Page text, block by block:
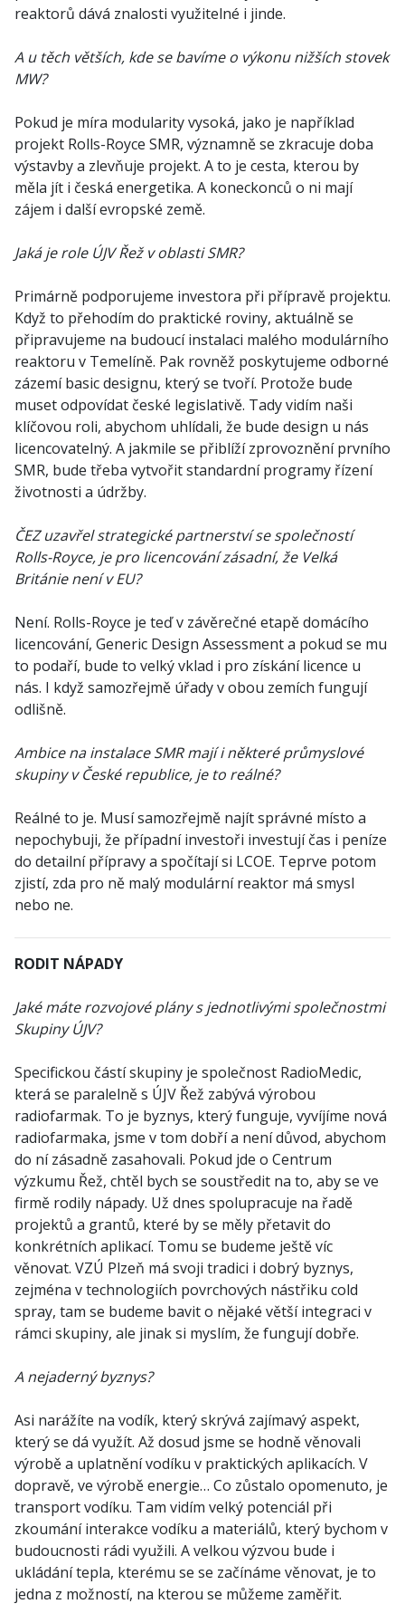
reaktorů dává znalosti využitelné i jinde.
A u těch větších, kde se bavíme o výkonu nižších stovek
MW?
Pokud je míra modularity vysoká, jako je například
projekt Rolls-Royce SMR, významně se zkracuje doba
výstavby a zlevňuje projekt. A to je cesta, kterou by
měla jít i česká energetika. A koneckonců o ni mají
zájem i další evropské země.
Jaká je role ÚJV Řež v oblasti SMR?
Primárně podporujeme investora při přípravě projektu.
Když to přehodím do praktické roviny, aktuálně se
připravujeme na budoucí instalaci malého modulárního
reaktoru v Temelíně. Pak rovněž poskytujeme odborné
zázemí basic designu, který se tvoří. Protože bude
muset odpovídat české legislativě. Tady vidím naši
klíčovou roli, abychom uhlídali, že bude design u nás
licencovatelný. A jakmile se přiblíží zprovoznění prvního
SMR, bude třeba vytvořit standardní programy řízení
životnosti a údržby.
ČEZ uzavřel strategické partnerství se společností
Rolls-Royce, je pro licencování zásadní, že Velká
Británie není v EU?
Není. Rolls-Royce je teď v závěrečné etapě domácího
licencování, Generic Design Assessment a pokud se mu
to podaří, bude to velký vklad i pro získání licence u
nás. I když samozřejmě úřady v obou zemích fungují
odlišně.
Ambice na instalace SMR mají i některé průmyslové
skupiny v České republice, je to reálné?
Reálné to je. Musí samozřejmě najít správné místo a
nepochybuji, že případní investoři investují čas i peníze
do detailní přípravy a spočítají si LCOE. Teprve potom
zjistí, zda pro ně malý modulární reaktor má smysl
nebo ne.
RODIT NÁPADY
Jaké máte rozvojové plány s jednotlivými společnostmi
Skupiny ÚJV?
Specifickou částí skupiny je společnost RadioMedic,
která se paralelně s ÚJV Řež zabývá výrobou
radiofarmak. To je byznys, který funguje, vyvíjíme nová
radiofarmaka, jsme v tom dobří a není důvod, abychom
do ní zásadně zasahovali. Pokud jde o Centrum
výzkumu Řež, chtěl bych se soustředit na to, aby se ve
firmě rodily nápady. Už dnes spolupracuje na řadě
projektů a grantů, které by se měly přetavit do
konkrétních aplikací. Tomu se budeme ještě víc
věnovat. VZÚ Plzeň má svoji tradici i dobrý byznys,
zejména v technologiích povrchových nástřiku cold
spray, tam se budeme bavit o nějaké větší integraci v
rámci skupiny, ale jinak si myslím, že fungují dobře.
A nejaderný byznys?
Asi narážíte na vodík, který skrývá zajímavý aspekt,
který se dá využít. Až dosud jsme se hodně věnovali
výrobě a uplatnění vodíku v praktických aplikacích. V
dopravě, ve výrobě energie… Co zůstalo opomenuto, je
transport vodíku. Tam vidím velký potenciál při
zkoumání interakce vodíku a materiálů, který bychom v
budoucnosti rádi využili. A velkou výzvou bude i
ukládání tepla, kterému se se začínáme věnovat, je to
jedna z možností, na kterou se můžeme zaměřit.